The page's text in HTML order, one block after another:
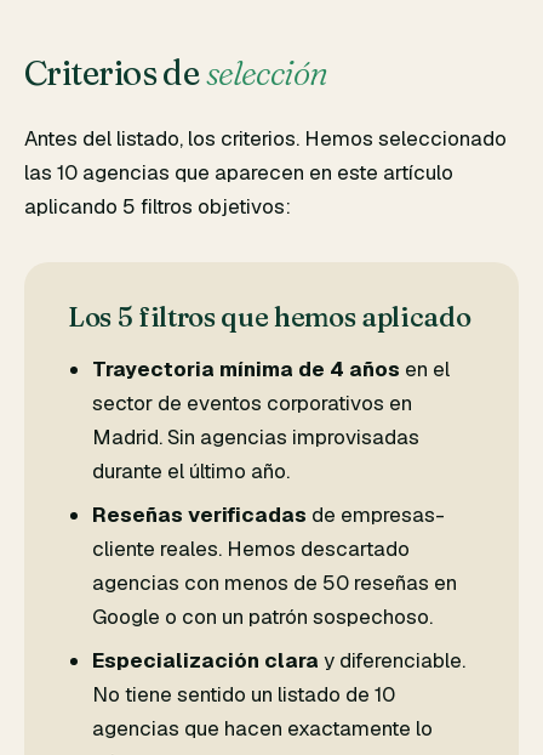
Criterios deselección
Antes del listado, los criterios. Hemos seleccionado
las 10 agencias que aparecen en este artículo
aplicando 5 filtros objetivos:
Los 5 filtros que hemos aplicado
Trayectoria mínima de 4 años en el
sector de eventos corporativos en
Madrid. Sin agencias improvisadas
durante el último año.
Reseñas verificadas de empresas-
cliente reales. Hemos descartado
agencias con menos de 50 reseñas en
Google o con un patrón sospechoso.
Especialización clara y diferenciable.
No tiene sentido un listado de 10
agencias que hacen exactamente lo